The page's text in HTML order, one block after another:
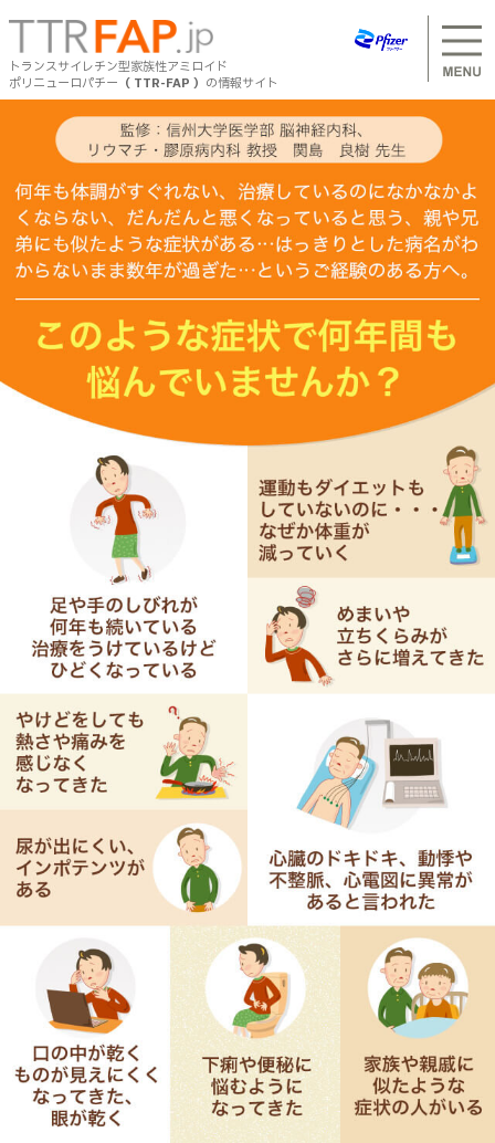
トランスサイレチン型家族性アミロイド
ポリニューロパチー （ TTR-FAP ） の情報サイト
Header
mega
menu
for
mobile
トランスサイレチン型家族性アミロイドポリニュー
ロパチーを知りたい方へ
トランスサイレチン型家族性アミロイドポリニューロパ
チーはどんな病気？
トランスサイレチン型家族性アミロイドポリニューロパ
チーの概説
トランスサイレチン型家族性アミロイドポリニュー
ロパチーと診断された方へ
トランスサイレチン型家族性アミロイドポリニューロパ
チーと診断された方へ
トランスサイレチン型家族性アミロイドポリニューロパ
チーについて知る
定義・病態・疫学
診断
遺伝
治療
医療費の助成について
トランスサイレチン型家族性アミロイドポリニューロパ
チーと向き合う
症状とつきあうには
下痢
吐き気・嘔吐
めまい・立ちくらみ
起立性低血圧
やけど
むくみ
心症状
眼の症状
発汗障害
トランスサイレチン型家族性アミロイドポリニュー
ロパチーと診断された方のご家族のみなさまへ
トランスサイレチン型家族性アミロイドポリニューロパ
チーと診断された方のご家族のみなさまへ
患者と家族のコミュニケーション
「トランスサイレチン型家族性アミロイドポリニュー
を発症している患者さまのご家族の方へ
トランスサイレチン型家族性アミロイドポリニューロ
パチーについて
あなたがこの病気を発症する
可能性について
この病気の治療について
すでに発症している可能性の
確認について
将来この病気を発症する可能性を
調べる検査について
不安を感じたり、悩んだりした
ときの相談について